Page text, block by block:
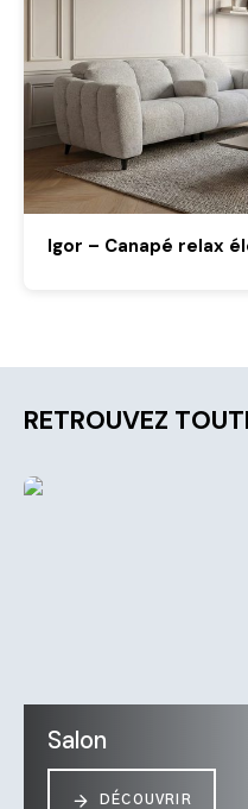
Igor – Canapé relax
RETROUVEZ
Salon
DÉCOUVRIR